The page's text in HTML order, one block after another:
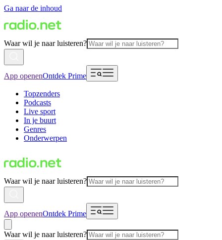
Ga naar de inhoud
Waar wil je naar luisteren?
App openenOntdek Prime
Topzenders
Podcasts
Live sport
In je buurt
Genres
Onderwerpen
Waar wil je naar luisteren?
App openenOntdek Prime
Waar wil je naar luisteren?